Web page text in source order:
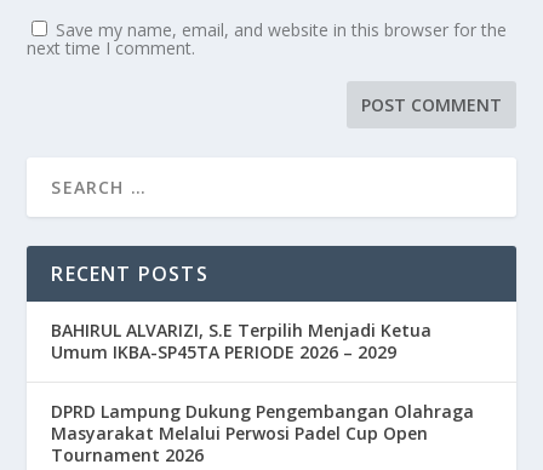
Save my name, email, and website in this browser for the
next time I comment.
RECENT POSTS
BAHIRUL ALVARIZI, S.E Terpilih Menjadi Ketua
Umum IKBA-SP45TA PERIODE 2026 – 2029
DPRD Lampung Dukung Pengembangan Olahraga
Masyarakat Melalui Perwosi Padel Cup Open
Tournament 2026